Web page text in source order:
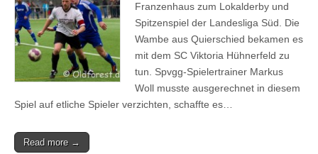
Franzenhaus zum Lokalderby und
Spitzenspiel der Landesliga Süd. Die
Wambe aus Quierschied bekamen es
mit dem SC Viktoria Hühnerfeld zu
tun. Spvgg-Spielertrainer Markus
Woll musste ausgerechnet in diesem
Spiel auf etliche Spieler verzichten, schaffte es…
Read more →